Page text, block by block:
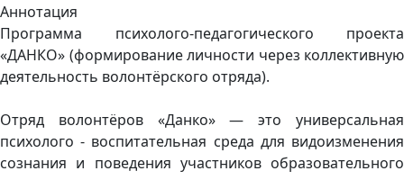
Аннотация
Программа психолого-педагогического проекта
«ДАНКО» (формирование личности через коллективную
деятельность волонтёрского отряда).
Отряд волонтёров «Данко» — это универсальная
психолого - воспитательная среда для видоизменения
сознания и поведения участников образовательного